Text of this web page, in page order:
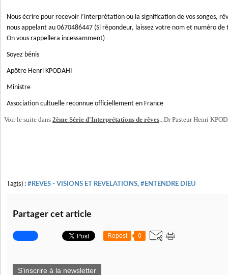
Nous écrire pour recevoir l’interprétation ou la signification de vos songes,
nous appelant au 0670486447 (Si répondeur, laissez votre nom et numéro
On vous rappellera incessamment)
Soyez bénis
Apôtre Henri KPODAHI
Ministre
Association cultuelle reconnue officiellement en France
Voir le suite dans 2ème Série d'Interprétations de rêves...Dr Pasteur Henri
Tag(s) : #REVES - VISIONS ET REVELATIONS, #ENTENDRE DIEU
Partager cet article
Repost 0
S'inscrire à la newsletter